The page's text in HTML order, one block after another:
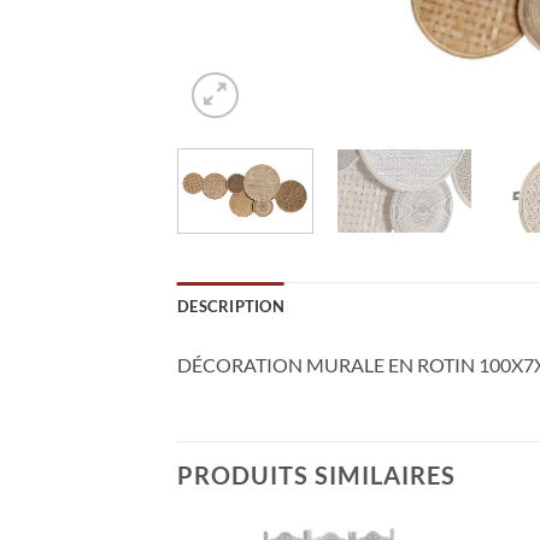
DESCRIPTION
DÉCORATION MURALE EN ROTIN
PRODUITS SIMILAIRES